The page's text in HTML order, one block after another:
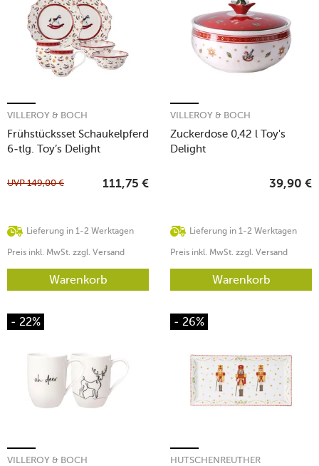
Frühstücksset Schaukelpferd
6-tlg. Toy’s Delight
VILLEROY & BOCH
Lieferung in 1-2 Werktagen
UVP149,00 € 111,75 €
Preis inkl. MwSt. zzgl. Versand
Warenkorb
Zuckerdose 0,42 l Toy's
Delight
VILLEROY & BOCH
Lieferung in 1-2 Werktagen
39,90 €
Preis inkl. MwSt. zzgl. Versand
Warenkorb
- 22%
VILLEROY & BOCH
- 26%
HUTSCHENREUTHER